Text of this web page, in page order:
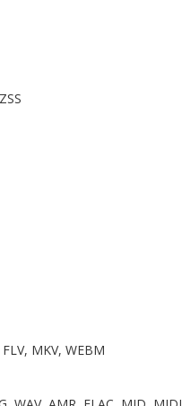
MKV, WEBM